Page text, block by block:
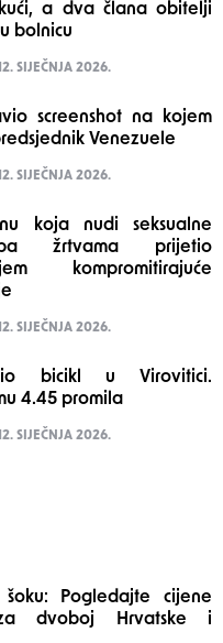
a dva člana obitelji
bolnicu
12. SIJEČNJA 2026.
screenshot na kojem
Venezuele
12. SIJEČNJA 2026.
koja nudi seksualne
žrtvama prijetio
kompromitirajuće
12. SIJEČNJA 2026.
bicikl u Virovitici.
4.45 promila
12. SIJEČNJA 2026.
Pogledajte cijene
dvoboj Hrvatske i